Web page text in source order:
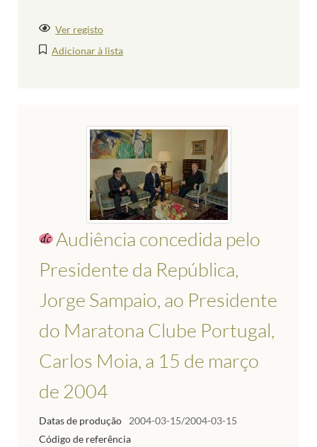
Ver registo
Adicionar à lista
Audiência concedida pelo
Presidente da República,
Jorge Sampaio, ao Presidente
do Maratona Clube Portugal,
Carlos Moia, a 15 de março
de 2004
Datas de produção
2004-03-15/2004-03-15
Código de referência